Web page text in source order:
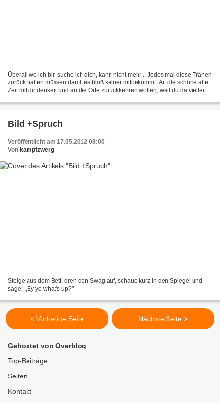
Überall wo ich bin suche ich dich, kann nicht mehr .. Jedes mal diese Tränen
zurück halten müssen damit es bloß keiner mitbekommt. An die schöne alte
Zeit mit dir denken und an die Orte zurückkehren wollen, weil du da vielleicht
Bild +Spruch
Veröffentlicht am 17.05.2012 08:00
Von kampfzwerg
Steige aus dem Bett, dreh den Swag auf, schaue kurz in den Spiegel und
sage: ,,Ey yo what's up?"
< Vorherige Seite Nächste Seite >
Gehostet von Overblog
Top-Beiträge
Seiten
Kontakt